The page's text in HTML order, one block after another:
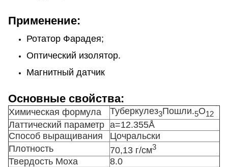
Применение:
Ротатор Фарадея;
Оптический изолятор.
Магнитный датчик
Основные свойства:
Химическая формула Туберкулез3Пошли.5О12
Латтический параметр a=12.355Å
Способ выращивания
Цочральски
Плотность
70,13 г/см3
Твердость Моха
8.0